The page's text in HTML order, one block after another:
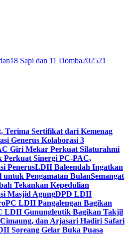
18 Sapi dan 11 Domba202521
Sertifikat dari Kemenag
Generus Kolaborasi 3
Giri Mekar Perkuat Silaturahmi
Perkuat Sinergi PC-PAC,
PenerusLDII Baleendah Ingatkan
Pengamatan BulanSemangat
Tekankan Kepedulian
Masjid AgungDPD LDII
PC LDII Pangalengan Bagikan
LDII Gunungleutik Bagikan Takjil
dan Arjasari Hadiri Safari
Soreang Gelar Buka Puasa